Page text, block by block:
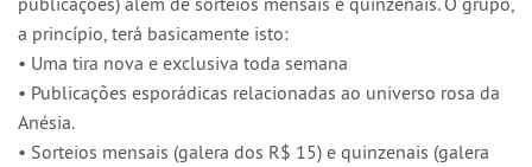
a princípio, terá basicamente isto:
• Uma tira nova e exclusiva toda semana
• Publicações esporádicas relacionadas ao universo rosa da
Anésia.
• Sorteios mensais (galera dos R$ 15) e quinzenais (galera